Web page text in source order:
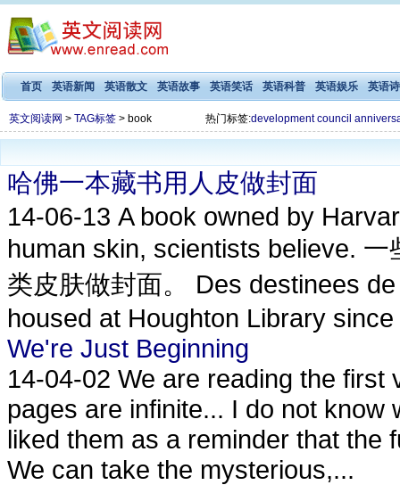
首页 英语新闻 英语散文 英语故事 英语笑话 英语科普 英语娱乐 英语
英文阅读网 > TAG标签 > book 热门标签:development council
哈佛一本藏书用人皮做封面
14-06-13 A book owned by
human skin, scientists believe.
类皮肤做封面。 Des destinees
housed at Houghton Library
We're Just Beginning
14-04-02 We are reading the first
pages are infinite... I do not
liked them as a reminder that the
We can take the mysterious,...